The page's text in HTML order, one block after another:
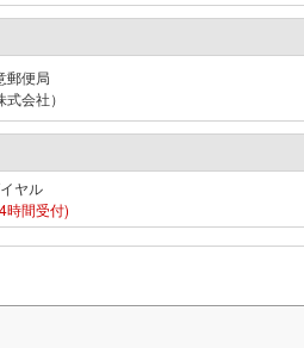
郵便局
式会社）
ヤル
時間受付)